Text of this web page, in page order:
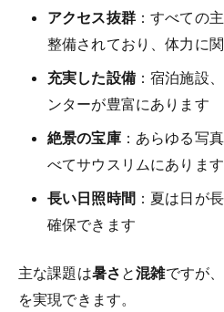
アクセス抜群：すべての
整備されており、体力に
充実した設備：宿泊施設
ンターが豊富にあります
絶景の宝庫：あらゆる写
べてサウスリムにあります
長い日照時間：夏は日が
確保できます
主な課題は暑さ と混雑ですが
を実現できます。